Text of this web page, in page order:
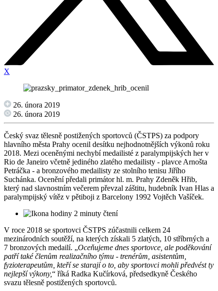
X
26. února 2019
26. února 2019
Český svaz tělesně postižených sportovců (ČSTPS) za podpory
hlavního města Prahy ocenil desítku nejhodnotnějších výkonů roku
2018. Mezi oceněnými nechybí medailisté z paralympijských her v
Rio de Janeiro včetně jediného zlatého medailisty - plavce Arnošta
Petráčka - a bronzového medailisty ze stolního tenisu Jiřího
Suchánka. Ocenění předali primátor hl. m. Prahy Zdeněk Hřib,
který nad slavnostním večerem převzal záštitu, hudebník Ivan Hlas a
paralympijský vítěz v pětiboji z Barcelony 1992 Vojtěch Vašíček.
2 minuty čtení
V roce 2018 se sportovci ČSTPS zúčastnili celkem 24
mezinárodních soutěží, na kterých získali 5 zlatých, 10 stříbrných a
7 bronzových medailí. „Oceňujeme dnes sportovce, ale poděkování
patří také členům realizačního týmu - trenérům, asistentům,
fyzioterapeutům, kteří se starají o to, aby sportovci mohli předvést ty
nejlepší výkony,“ říká Radka Kučírková, předsedkyně Českého
svazu tělesně postižených sportovců.